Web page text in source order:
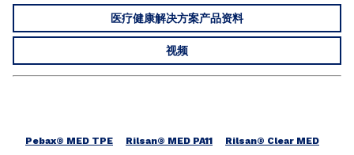
医疗健康解决方案产品资料
视频
Pebax® MED TPE Rilsan® MED PA11
Rilsan® Clear MED